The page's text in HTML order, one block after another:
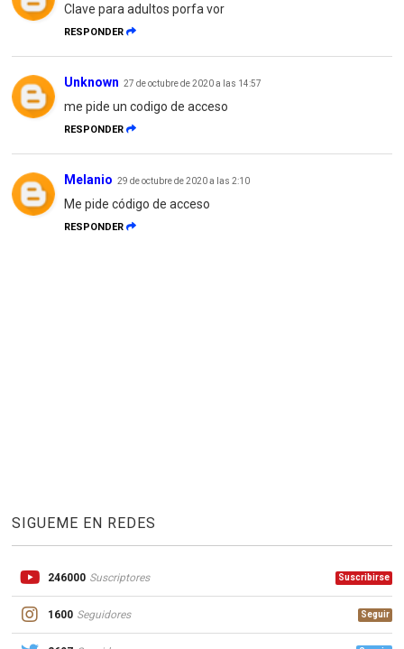
Clave para adultos porfa vor
RESPONDER
Unknown 27 de octubre de 2020 a las 14:57
me pide un codigo de acceso
RESPONDER
Melanio 29 de octubre de 2020 a las 2:10
Me pide código de acceso
RESPONDER
SIGUEME EN REDES
246000 Suscriptores Suscribirse
1600 Seguidores Seguir